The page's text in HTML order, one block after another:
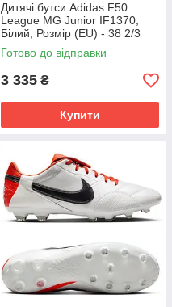
Дитячі бутси Adidas F50
League MG Junior IF1370,
Білий, Розмір (EU) - 38 2/3
Готово до відправки
3 335 ₴
Купити